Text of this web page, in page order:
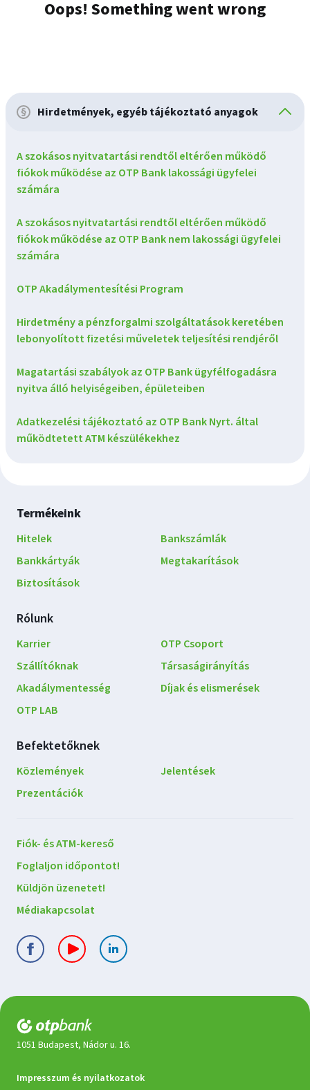
Hirdetmények, egyéb tájékoztató anyagok
A szokásos nyitvatartási rendtől eltérően működő
fiókok működése az OTP Bank lakossági ügyfelei
számára
A szokásos nyitvatartási rendtől eltérően működő
fiókok működése az OTP Bank nem lakossági ügyfelei
számára
OTP Akadálymentesítési Program
Hirdetmény a pénzforgalmi szolgáltatások keretében
lebonyolított fizetési műveletek teljesítési rendjéről
Magatartási szabályok az OTP Bank ügyfélfogadásra
nyitva álló helyiségeiben, épületeiben
Adatkezelési tájékoztató az OTP Bank Nyrt. által
működtetett ATM készülékekhez
Lábléc
navigáció
Termékeink
Hitelek
Bankszámlák
Bankkártyák
Megtakarítások
Biztosítások
Rólunk
Karrier
Szállítóknak
Akadálymentesség
OTP LAB
OTP Csoport
Társaságirányítás
Díjak és elismerések
Befektetőknek
Közlemények
Jelentések
Prezentációk
Lépjen
kapcsolatba
velünk
Fiók- és ATM-kereső
Foglaljon időpontot!
Küldjön üzenetet!
Médiakapcsolat
1051 Budapest, Nádor u. 16.
Jogi
Impresszum és nyilatkozatok